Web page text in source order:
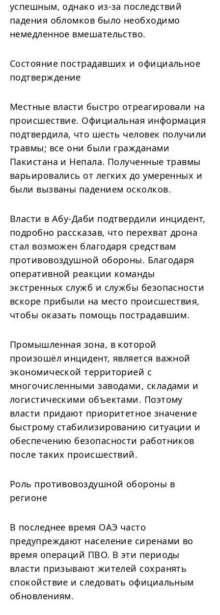
успешным, однако из-за последствий
падения обломков было необходимо
немедленное вмешательство.
Состояние пострадавших и официальное
подтверждение
Местные власти быстро отреагировали на
происшествие. Официальная информация
подтвердила, что шесть человек получили
травмы; все они были гражданами
Пакистана и Непала. Полученные травмы
варьировались от легких до умеренных и
были вызваны падением осколков.
Власти в Абу-Даби подтвердили инцидент,
подробно рассказав, что перехват дрона
стал возможен благодаря средствам
противовоздушной обороны. Благодаря
оперативной реакции команды
экстренных служб и службы безопасности
вскоре прибыли на место происшествия,
чтобы оказать помощь пострадавшим.
Промышленная зона, в которой
произошёл инцидент, является важной
экономической территорией с
многочисленными заводами, складами и
логистическими объектами. Поэтому
власти придают приоритетное значение
быстрому стабилизированию ситуации и
обеспечению безопасности работников
после таких происшествий.
Роль противовоздушной обороны в
регионе
В последнее время ОАЭ часто
предупреждают население сиренами во
время операций ПВО. В эти периоды
власти призывают жителей сохранять
спокойствие и следовать официальным
обновлениям.